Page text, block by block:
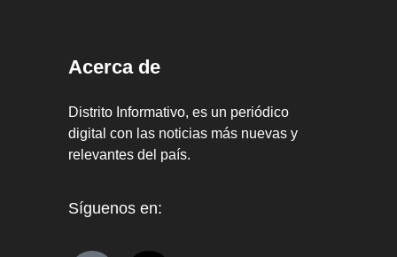
Acerca de
Distrito Informativo, es un periódico
digital con las noticias más nuevas y
relevantes del país.
Síguenos en: